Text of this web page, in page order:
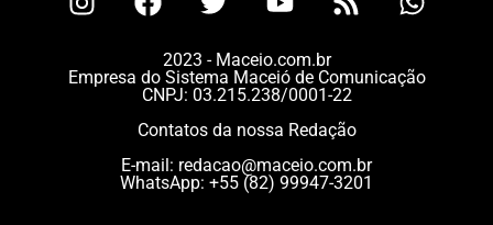
2023 - Maceio.com.br
Empresa do Sistema Maceió de Comunicação
CNPJ: 03.215.238/0001-22
Contatos da nossa Redação
E-mail: redacao@maceio.com.br
WhatsApp: +55 (82) 99947-3201